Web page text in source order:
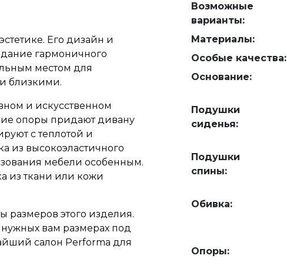
Его дизайн и
гармоничного
местом для
близкими.
и искусственном
опоры придают дивану
с теплотой и
из высокоэластичного
мебели особенным.
из ткани или кожи
размеров этого изделия.
вам размерах под
салон Performa для
Возможные
варианты:
Материалы:
Особые качества:
Основание:
Подушки
сиденья:
Подушки
спины:
Обивка:
Опоры: